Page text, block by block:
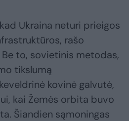
Ukraina neturi prieigos
rašo
Be to, sovietinis metodas,
tikslumą
kovinė galvutė,
kai Žemės orbita buvo
Šiandien sąmoningas